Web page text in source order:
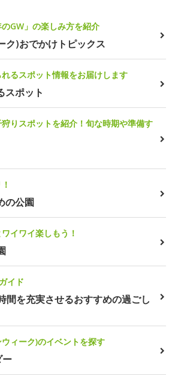
GW」の楽しみ方を紹介
ク)おでかけトピックス
るスポット情報をお届けします
スポット
りスポットを紹介！旬な時期や準備す
の公園
イワイ楽しもう！
イド
間を充実させるおすすめの過ごし
ィーク)のイベントを探す
ー